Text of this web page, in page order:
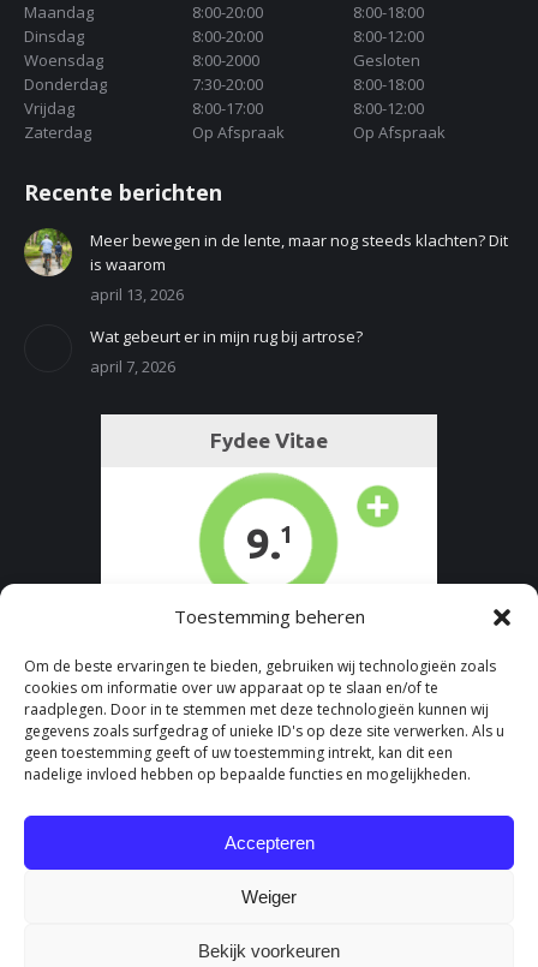
Toestemming beheren
Om de beste ervaringen te bieden, gebruiken wij technologieën zoals
cookies om informatie over uw apparaat op te slaan en/of te
raadplegen. Door in te stemmen met deze technologieën kunnen wij
gegevens zoals surfgedrag of unieke ID's op deze site verwerken. Als u
geen toestemming geeft of uw toestemming intrekt, kan dit een
nadelige invloed hebben op bepaalde functies en mogelijkheden.
Accepteren
Weiger
Bekijk voorkeuren
Maandag
8:00-20:00
8:00-18:00
Dinsdag
8:00-20:00
8:00-12:00
Woensdag
8:00-2000
Gesloten
Donderdag
7:30-20:00
8:00-18:00
Vrijdag
8:00-17:00
8:00-12:00
Zaterdag
Op Afspraak Op Afspraak
Recente berichten
Meer bewegen in de lente, maar nog steeds klachten? Dit
is waarom
april 13, 2026
Wat gebeurt er in mijn rug bij artrose?
april 7, 2026